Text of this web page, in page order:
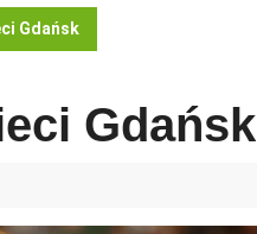
Gdańsk
Gdańsk